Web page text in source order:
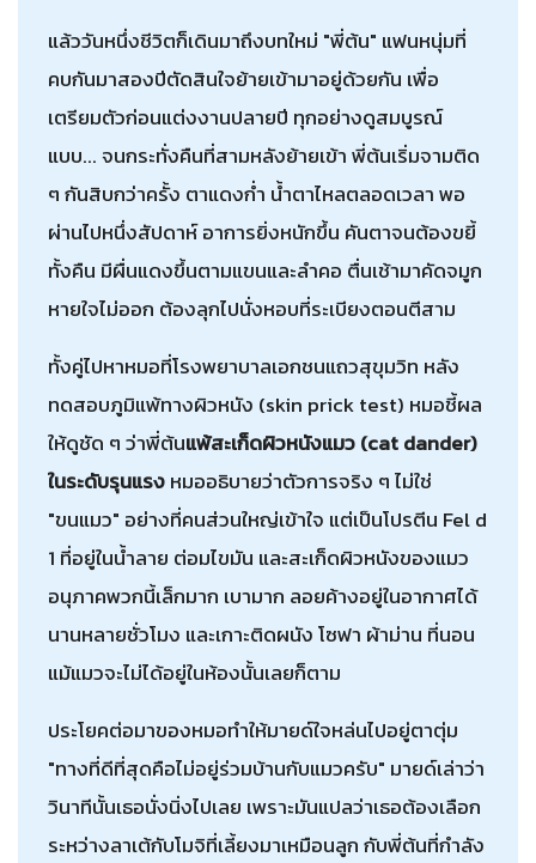
แล้ววันหนึ่งชีวิตก็เดินมาถึงบทใหม่ "พี่ต้น" แฟนหนุ่มที่
คบกันมาสองปีตัดสินใจย้ายเข้ามาอยู่ด้วยกัน เพื่อ
เตรียมตัวก่อนแต่งงานปลายปี ทุกอย่างดูสมบูรณ์
แบบ... จนกระทั่งคืนที่สามหลังย้ายเข้า พี่ต้นเริ่มจามติด
ๆ กันสิบกว่าครั้ง ตาแดงก่ำ น้ำตาไหลตลอดเวลา พอ
ผ่านไปหนึ่งสัปดาห์ อาการยิ่งหนักขึ้น คันตาจนต้องขยี้
ทั้งคืน มีผื่นแดงขึ้นตามแขนและลำคอ ตื่นเช้ามาคัดจมูก
หายใจไม่ออก ต้องลุกไปนั่งหอบที่ระเบียงตอนตีสาม
ทั้งคู่ไปหาหมอที่โรงพยาบาลเอกชนแถวสุขุมวิท หลัง
ทดสอบภูมิแพ้ทางผิวหนัง (skin prick test) หมอชี้ผล
ให้ดูชัด ๆ ว่าพี่ต้นแพ้สะเก็ดผิวหนังแมว (cat dander)
ในระดับรุนแรงหมออธิบายว่าตัวการจริง ๆ ไม่ใช่
"ขนแมว" อย่างที่คนส่วนใหญ่เข้าใจ แต่เป็นโปรตีน Fel d
1 ที่อยู่ในน้ำลาย ต่อมไขมัน และสะเก็ดผิวหนังของแมว
อนุภาคพวกนี้เล็กมาก เบามาก ลอยค้างอยู่ในอากาศได้
นานหลายชั่วโมง และเกาะติดผนัง โซฟา ผ้าม่าน ที่นอน
แม้แมวจะไม่ได้อยู่ในห้องนั้นเลยก็ตาม
ประโยคต่อมาของหมอทำให้มายด์ใจหล่นไปอยู่ตาตุ่ม
"ทางที่ดีที่สุดคือไม่อยู่ร่วมบ้านกับแมวครับ" มายด์เล่าว่า
วินาทีนั้นเธอนั่งนิ่งไปเลย เพราะมันแปลว่าเธอต้องเลือก
ระหว่างลาเต้กับโมจิที่เลี้ยงมาเหมือนลูก กับพี่ต้นที่กำลัง